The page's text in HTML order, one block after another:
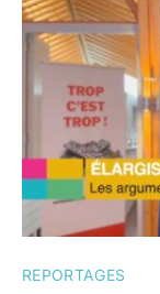
REPORTAGES